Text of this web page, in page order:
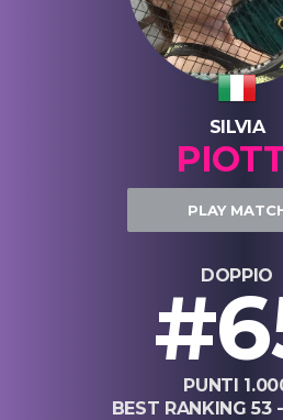
SILVIA
PLAY
DOPPIO
PUNTI
BEST RANKING